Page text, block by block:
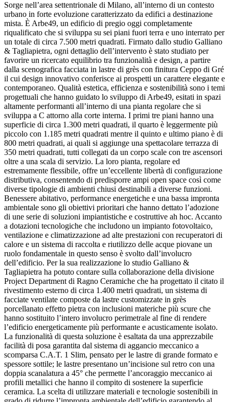
Sorge nell’area settentrionale di Milano, all’interno di un contesto
urbano in forte evoluzione caratterizzato da edifici a destinazione
mista. È Arbe49, un edificio di pregio oggi completamente
riqualificato che si sviluppa su sei piani fuori terra e uno interrato per
un totale di circa 7.500 metri quadrati. Firmato dallo studio Galliano
& Tagliapietra, ogni dettaglio dell’intervento è stato studiato per
favorire un ricercato equilibrio tra funzionalità e design, a partire
dalla scenografica facciata in lastre di grès con finitura Ceppo di Gré
il cui design innovativo conferisce ai prospetti un carattere elegante e
contemporaneo. Qualità estetica, efficienza e sostenibilità sono i temi
progettuali che hanno guidato lo sviluppo di Arbe49, esitati in spazi
altamente performanti all’interno di una pianta regolare che si
sviluppa a C attorno alla corte interna. I primi tre piani hanno una
superficie di circa 1.300 metri quadrati, il quarto è leggermente più
piccolo con 1.185 metri quadrati mentre il quinto e ultimo piano è di
800 metri quadrati, ai quali si aggiunge una spettacolare terrazza di
350 metri quadrati, tutti collegati da un corpo scale con tre ascensori
oltre a una scala di servizio. La loro pianta, regolare ed
estremamente flessibile, offre un’eccellente libertà di configurazione
distributiva, consentendo di predisporre ampi open space così come
diverse tipologie di ambienti chiusi destinabili a diverse funzioni.
Benessere abitativo, performance energetiche e una bassa impronta
ambientale sono gli obiettivi prioritari che hanno dettato l’adozione
di une serie di soluzioni impiantistiche e costruttive ah hoc. Accanto
a dotazioni tecnologiche che includono un impianto fotovoltaico,
ventilazione e climatizzazione ad alte prestazioni con recuperatori di
calore e un sistema di raccolta e riutilizzo delle acque piovane un
ruolo fondamentale in questo senso è svolto dall’involucro
dell’edificio. Per la sua realizzazione lo studio Galliano &
Tagliapietra ha potuto contare sulla collaborazione della divisione
Project Department di Ragno Ceramiche che ha progettato il citato il
rivestimento esterno di circa 1.400 metri quadrati, un sistema di
facciate ventilate composte da lastre customizzate in grès
porcellanato effetto pietra con inclusioni materiche più scure che
hanno sostituito l’intero involucro perimetrale al fine di rendere
l’edificio energeticamente più performante e acusticamente isolato.
La funzionalità di questa soluzione è esaltata da una apprezzabile
facilità di posa garantita dal sistema di aggancio meccanico a
scomparsa C.A.T. 1 Slim, pensato per le lastre di grande formato e
spessore sottile; le lastre presentano un’incisione sul retro con una
doppia scanalatura a 45° che permette l’ancoraggio meccanico ai
profili metallici che hanno il compito di sostenere la superficie
ceramica. La scelta di utilizzare materiali e tecnologie sostenibili in